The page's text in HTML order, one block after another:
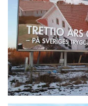
đa/trung
bình:
Bảo trì:
Môi
trường: